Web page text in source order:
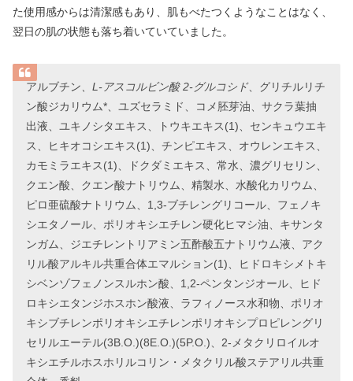
た使用感からは清潔感もあり、肌もべたつくようなことはなく、
翌日の肌の状態も落ち着いていていました。
アルブチン 、L-アスコルビン酸 2-グルコシド、グリチルリチ
ン酸ジカリウム*、ユズセラミド、コメ胚芽油、サクラ葉抽
出液、ユキノシタエキス、トウキエキス(1)、センキュウエキ
ス、ヒキオコシエキス(1)、チンピエキス、オウレンエキス、
カモミラエキス(1)、ドクダミエキス、常水、濃グリセリン、
クエン酸、クエン酸ナトリウム、精製水、水酸化カリウム、
ピロ亜硫酸ナトリウム、1,3-ブチレングリコール、フェノキ
シエタノール、ポリオキシエチレン硬化ヒマシ油、キサンタ
ンガム、ジエチレントリアミン五酢酸五ナトリウム液、アク
リル酸アルキル共重合体エマルション(1)、ヒドロキシメトキ
シベンゾフェノンスルホン酸、1,2-ペンタンジオール、ヒド
ロキシエタンジホスホン酸液、ラフィノース水和物、ポリオ
キシブチレンポリオキシエチレンポリオキシプロピレングリ
セリルエーテル(3B.O.)(8E.O.)(5P.O.)、2-メタクリロイルオ
キシエチルホスホリルコリン・メタクリル酸ステアリル共重